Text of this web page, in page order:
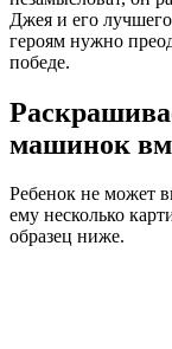
Джея и его
героям нужно
победе.
машинок
Ребенок не может
ему несколько
образец ниже.